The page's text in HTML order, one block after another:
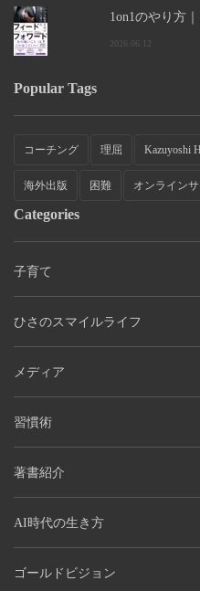
1on1のやり方
2026.06.12
Popular Tags
コーチング 理屈 Kazuyoshi
海外出版 困難 オンライン
Categories
子育て
ひさのスマイルライフ
メディア
習慣術
著書紹介
AI時代の生き方
ゴールドビジョン